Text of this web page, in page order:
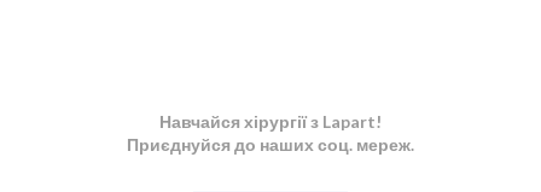
Навчайся хірургії з Lapart!
Приєднуйся до наших соц. мереж.